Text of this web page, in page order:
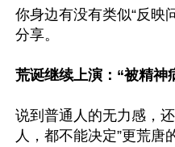
你身边有没有类似“反映
分享。
荒诞继续上演：“被精神
说到普通人的无力感，
人，都不能决定”更荒唐